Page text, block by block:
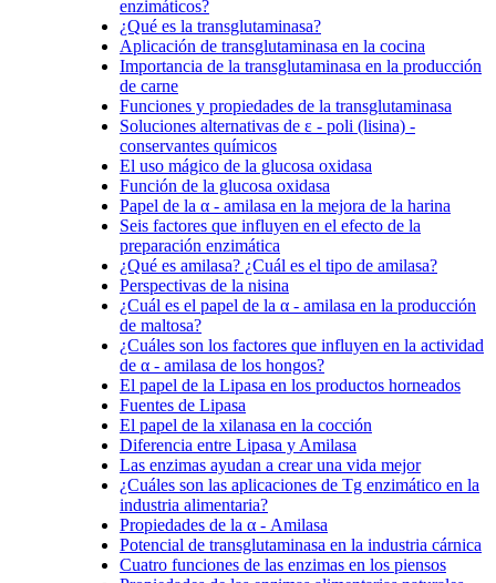
enzimáticos?
¿Qué es la transglutaminasa?
Aplicación de transglutaminasa en la cocina
Importancia de la transglutaminasa en la producción
de carne
Funciones y propiedades de la transglutaminasa
Soluciones alternativas de ε - poli (lisina) -
conservantes químicos
El uso mágico de la glucosa oxidasa
Función de la glucosa oxidasa
Papel de la α - amilasa en la mejora de la harina
Seis factores que influyen en el efecto de la
preparación enzimática
¿Qué es amilasa? ¿Cuál es el tipo de amilasa?
Perspectivas de la nisina
¿Cuál es el papel de la α - amilasa en la producción
de maltosa?
¿Cuáles son los factores que influyen en la actividad
de α - amilasa de los hongos?
El papel de la Lipasa en los productos horneados
Fuentes de Lipasa
El papel de la xilanasa en la cocción
Diferencia entre Lipasa y Amilasa
Las enzimas ayudan a crear una vida mejor
¿Cuáles son las aplicaciones de Tg enzimático en la
industria alimentaria?
Propiedades de la α - Amilasa
Potencial de transglutaminasa en la industria cárnica
Cuatro funciones de las enzimas en los piensos